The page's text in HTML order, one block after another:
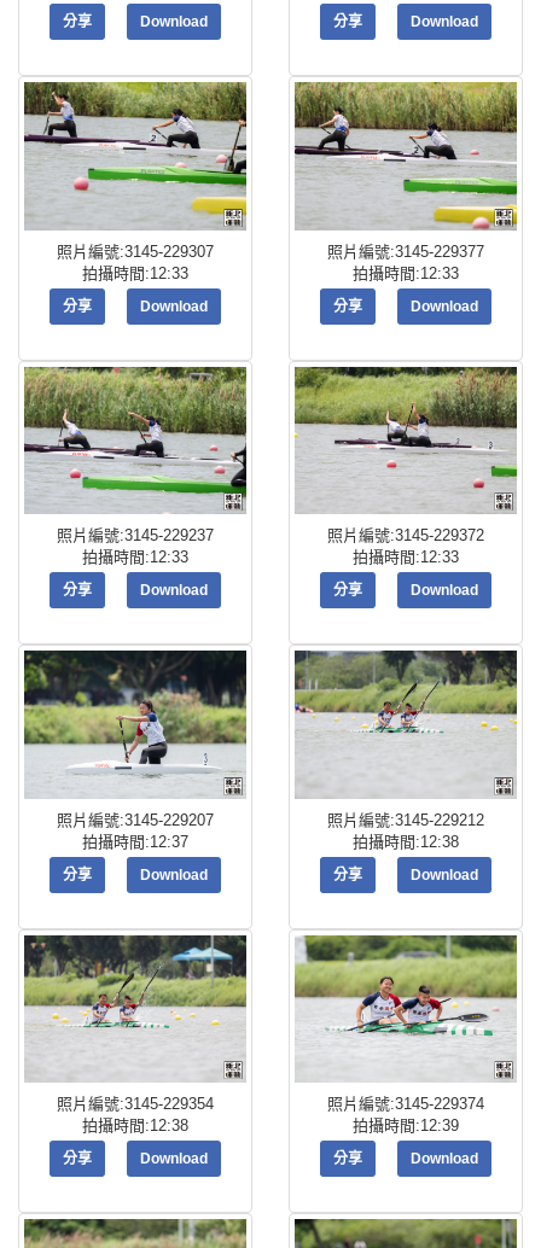
分享 Download 分享 Download
照片編號:3145-229307
拍攝時間:12:33
分享 Download
照片編號:3145-229377
拍攝時間:12:33
分享 Download
照片編號:3145-229237
拍攝時間:12:33
分享 Download
照片編號:3145-229372
拍攝時間:12:33
分享 Download
照片編號:3145-229207
拍攝時間:12:37
分享 Download
照片編號:3145-229212
拍攝時間:12:38
分享 Download
照片編號:3145-229354
拍攝時間:12:38
分享 Download
照片編號:3145-229374
拍攝時間:12:39
分享 Download